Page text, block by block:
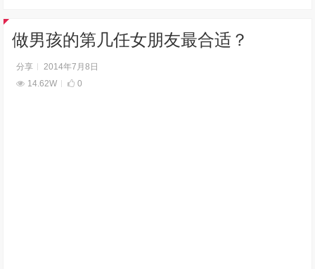
做男孩的第几任女朋友最合适？
分享
2014年7月8日
14.62W
0